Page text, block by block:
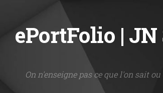
Skip to content
ePortFolio |
On n'enseigne pas ce que l'on sait